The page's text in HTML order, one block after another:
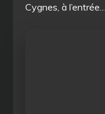
Cygnes, à l’entrée…